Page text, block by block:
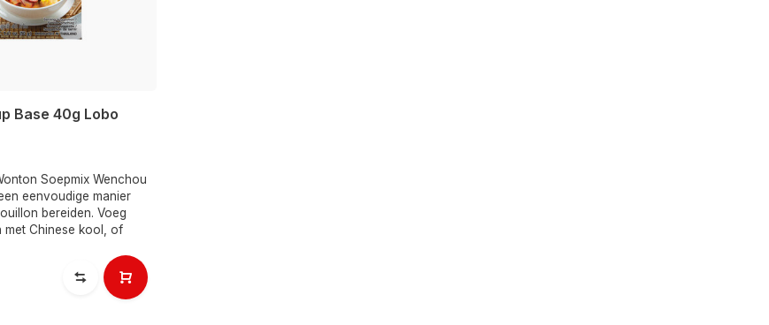
Base 40g Lobo
Soepmix Wenchou
eenvoudige manier
bereiden. Voeg
met Chinese kool, of